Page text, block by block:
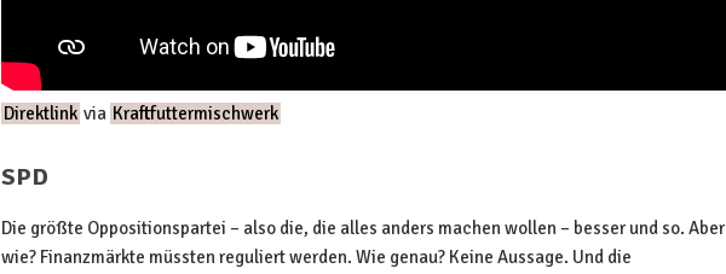
Direktlink via Kraftfuttermischwerk
SPD
Die größte Oppositionspartei – also die, die alles anders machen wollen – besser und so. Aber
wie? Finanzmärkte müssten reguliert werden. Wie genau? Keine Aussage. Und die